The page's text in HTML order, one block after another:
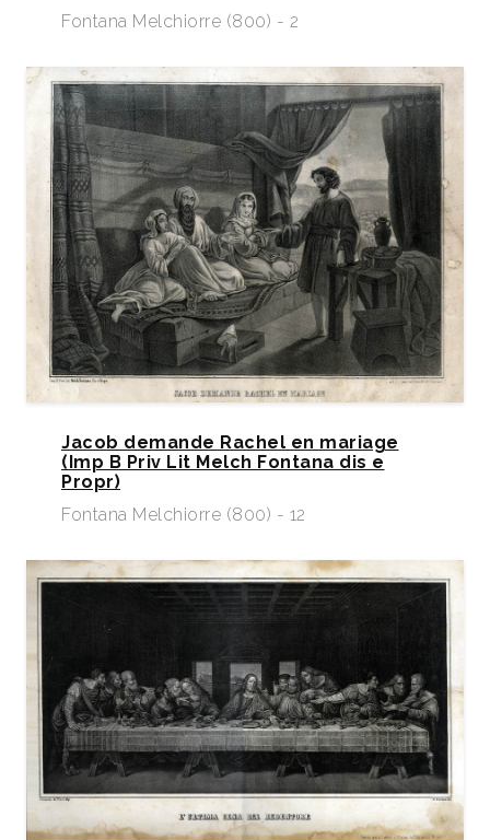
Fontana Melchiorre (800) - 2
Jacob demande Rachel en mariage
(Imp B Priv Lit Melch Fontana dis e
Propr)
Fontana Melchiorre (800) - 12